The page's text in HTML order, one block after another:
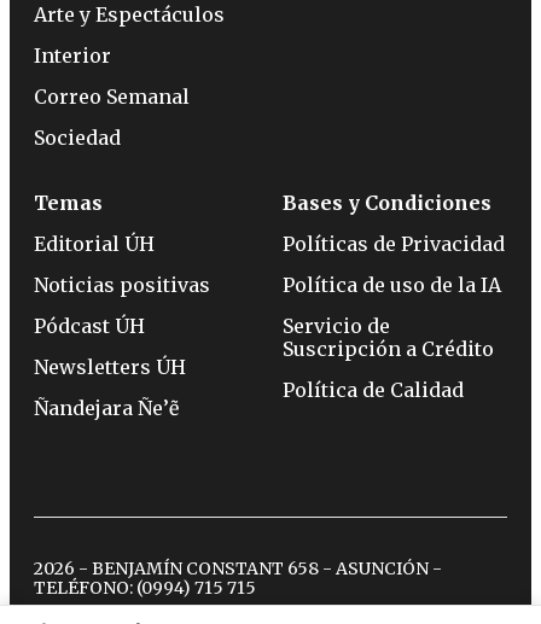
Arte y Espectáculos
Interior
Correo Semanal
Sociedad
Temas
Editorial ÚH
Noticias positivas
Pódcast ÚH
Newsletters ÚH
Ñandejara Ñe’ẽ
Bases y Condiciones
Políticas de Privacidad
Política de uso de la IA
Servicio de
Suscripción a Crédito
Política de Calidad
2026 - BENJAMÍN CONSTANT 658 - ASUNCIÓN -
TELÉFONO: (0994) 715 715